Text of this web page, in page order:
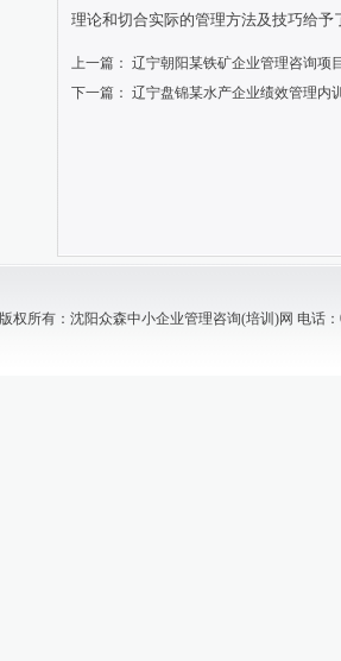
理论和切合实际的管理方法及技巧给予
上一篇： 辽宁朝阳某铁矿企业管理咨询项
下一篇： 辽宁盘锦某水产企业绩效管理内
版权所有：沈阳众森中小企业管理咨询(培训)网 电话：